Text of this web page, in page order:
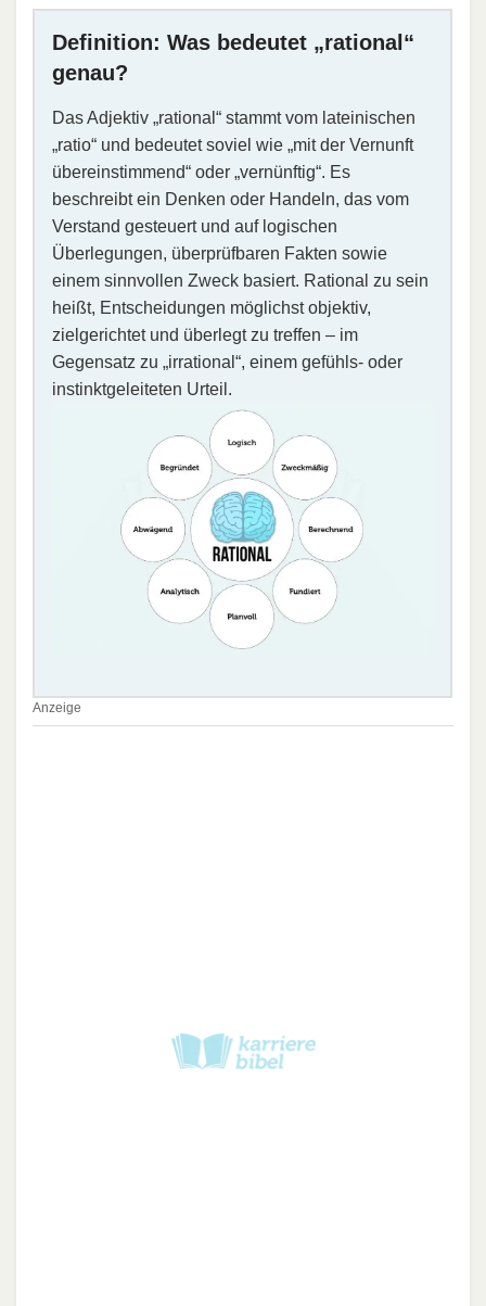
Definition: Was bedeutet „rational“
genau?
Das Adjektiv „rational“ stammt vom lateinischen
„ratio“ und bedeutet soviel wie „mit der Vernunft
übereinstimmend“ oder „vernünftig“. Es
beschreibt ein Denken oder Handeln, das vom
Verstand gesteuert und auf logischen
Überlegungen, überprüfbaren Fakten sowie
einem sinnvollen Zweck basiert. Rational zu sein
heißt, Entscheidungen möglichst objektiv,
zielgerichtet und überlegt zu treffen – im
Gegensatz zu „irrational“, einem gefühls- oder
instinktgeleiteten Urteil.
Anzeige